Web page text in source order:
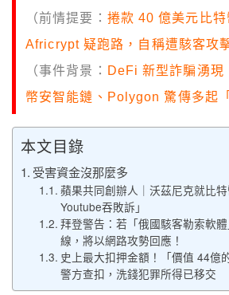
（前情提要： 捲款 40 億美元比
Africrypt 疑跑路，自稱遭駭客攻
（事件背景： DeFi 新型詐騙湧現
幣安智能鏈、Polygon 驚傳多起
本文目錄
受害資金沒那麼多
蘋果共同創辦人｜沃茲尼克就比
Youtube吞敗訴」
拜登警告：若「俄國駭客勒索軟
線，將以網路攻勢回應！
史上最大扣押金額！「價值 44億
警方查扣，洗錢犯罪所得已移交